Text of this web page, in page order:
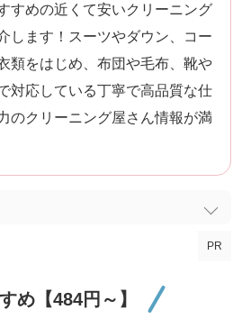
すめの近くて安いクリーニング
します！スーツやダウン、コー
類をはじめ、布団や毛布、靴や
対応している丁寧で高品質な仕
のクリーニング屋さん情報が満
PR
め【484円～】